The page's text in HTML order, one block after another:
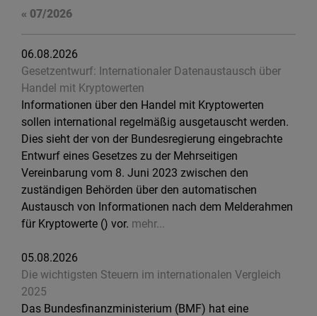
« 07/2026
06.08.2026
Gesetzentwurf: Internationaler Datenaustausch über
Handel mit Kryptowerten
Informationen über den Handel mit Kryptowerten
sollen international regelmäßig ausgetauscht werden.
Dies sieht der von der Bundesregierung eingebrachte
Entwurf eines Gesetzes zu der Mehrseitigen
Vereinbarung vom 8. Juni 2023 zwischen den
zuständigen Behörden über den automatischen
Austausch von Informationen nach dem Melderahmen
für Kryptowerte () vor. mehr...
05.08.2026
Die wichtigsten Steuern im internationalen Vergleich
2025
Das Bundesfinanzministerium (BMF) hat eine